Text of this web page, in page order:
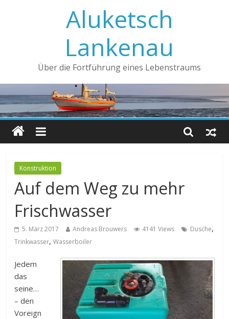
Aluketsch
Lankenau
Über die Fortführung eines Lebenstraums
Konstruktion
Auf dem Weg zu mehr
Frischwasser
5. März 2017 Andreas Brouwers 4141 Views Dusche,
Trinkwasser,Wasserboiler
Jedem
das
seine…
– den
Voreign